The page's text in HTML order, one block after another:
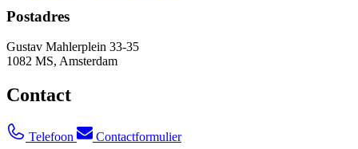
Postadres
Gustav Mahlerplein 33-35
1082 MS, Amsterdam
Contact
Telefoon Contactformulier